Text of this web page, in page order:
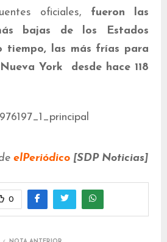
oficiales, fueron las
bajas de los Estados
tiempo, las más frías para
York desde hace 118
elPeriódico [SDP Noticias]
0